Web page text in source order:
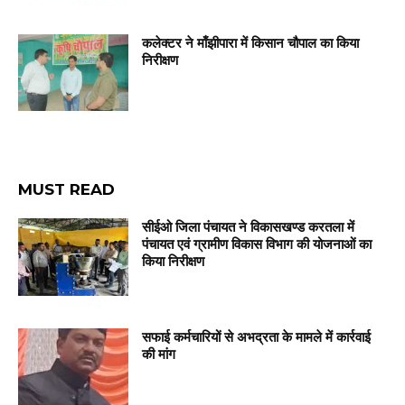
कलेक्टर ने माँझीपारा में किसान चौपाल का किया
निरीक्षण
MUST READ
सीईओ जिला पंचायत ने विकासखण्ड करतला में
पंचायत एवं ग्रामीण विकास विभाग की योजनाओं का
किया निरीक्षण
सफाई कर्मचारियों से अभद्रता के मामले में कार्रवाई
की मांग